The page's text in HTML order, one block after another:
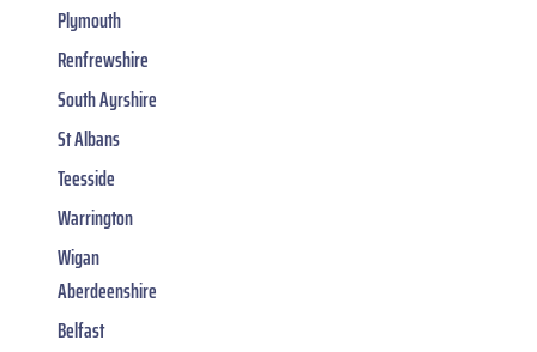
Plymouth
Renfrewshire
South Ayrshire
St Albans
Teesside
Warrington
Wigan
Aberdeenshire
Belfast